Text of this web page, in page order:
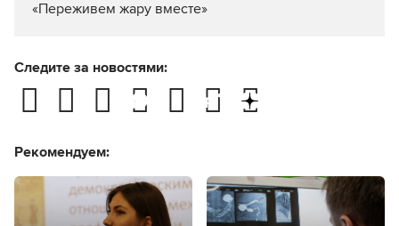
«Переживем жару вместе»
Следите за новостями:
Рекомендуем: